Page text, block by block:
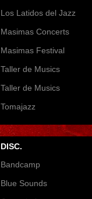
Los Latidos del Jazz
Masimas Concerts
Masimas Festival
Taller de Musics
Taller de Musics
Tomajazz
DISC.
Bandcamp
Blue Sounds